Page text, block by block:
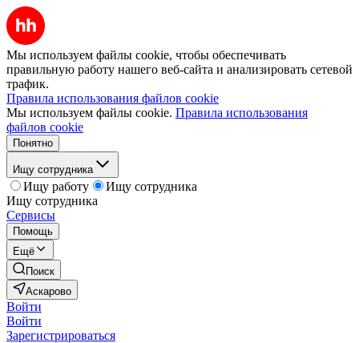
Мы используем файлы cookie, чтобы обеспечивать
правильную работу нашего веб-сайта и анализировать сетевой
трафик.
Правила использования файлов cookie
Мы используем файлы cookie. Правила использования
файлов cookie
Понятно
Ищу сотрудника
Ищу работу
Ищу сотрудника
Ищу сотрудника
Сервисы
Помощь
Ещё
Поиск
Аскарово
Войти
Войти
Зарегистрироваться